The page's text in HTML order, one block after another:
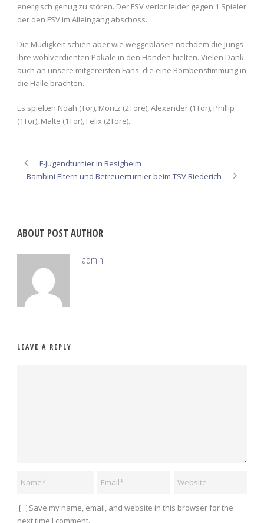
energisch genug zu stören. Der FSV verlor leider gegen 1 Spieler
der den FSV im Alleingang abschoss.
Die Müdigkeit schien aber wie weggeblasen nachdem die Jungs
ihre wohlverdienten Pokale in den Händen hielten. Vielen Dank
auch an unsere mitgereisten Fans, die eine Bombenstimmung in
die Halle brachten.
Es spielten Noah (Tor), Moritz (2Tore), Alexander (1Tor), Phillip
(1Tor), Malte (1Tor), Felix (2Tore).
F-Jugendturnier in Besigheim
Bambini Eltern und Betreuerturnier beim TSV Riederich
ABOUT POST AUTHOR
admin
LEAVE A REPLY
Save my name, email, and website in this browser for the
next time I comment.